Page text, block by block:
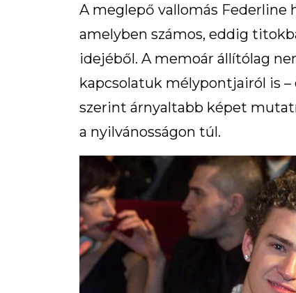
A meglepő vallomás Federline
amelyben számos, eddig
idejéből. A memoár állítólag
kapcsolatuk mélypontjairól is
szerint árnyaltabb képet
a nyilvánosságon túl.